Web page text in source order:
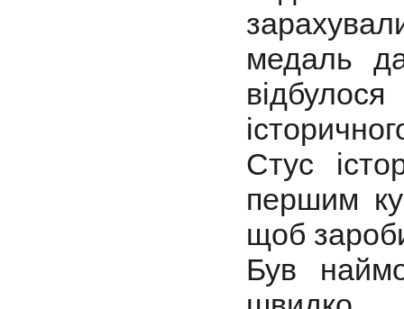
медаль
Стус
першим
щоб
Був